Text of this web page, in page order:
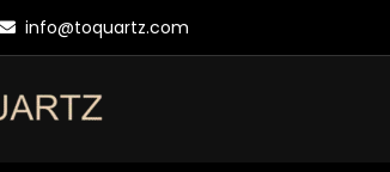
info@toquartz.com